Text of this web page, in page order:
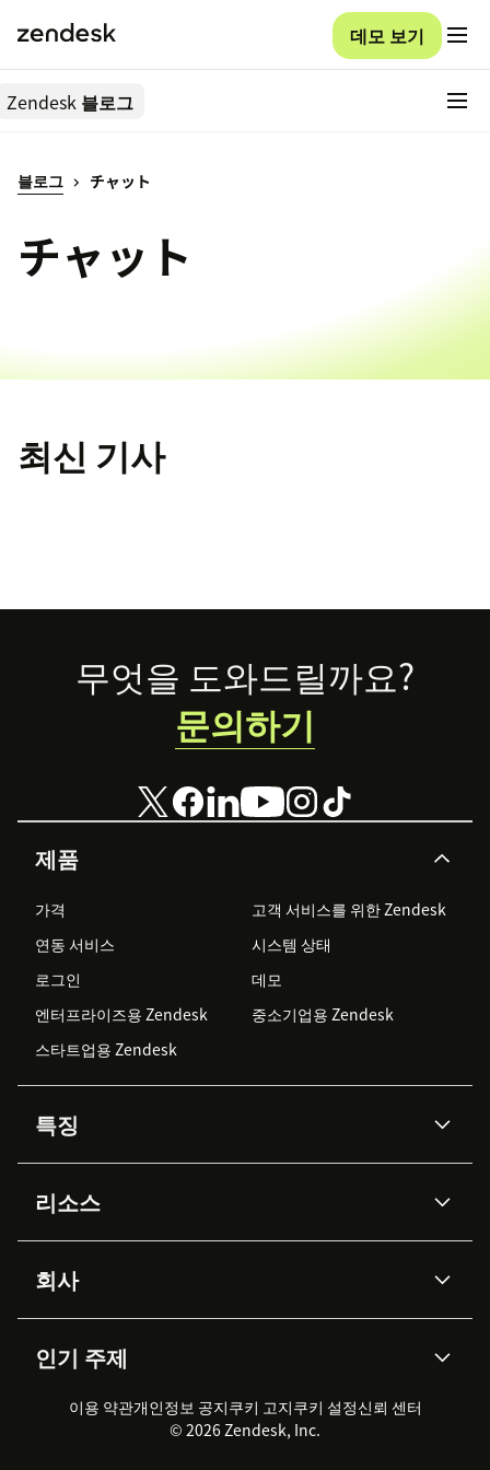
데모 보기
Zendesk 블로그
블로그 チャット
チャット
최신 기사
Footer
제품
가격
고객 서비스를 위한 Zendesk
연동 서비스
시스템 상태
로그인
데모
엔터프라이즈용 Zendesk
중소기업용 Zendesk
스타트업용 Zendesk
특징
Zendesk AI
Advanced Data Privacy &
Protection
지식창고
워크포스 관리
실시간 채팅
클라이언트 포털
리소스
API & 개발자
AI 리서치
이벤트 & 웨비나
고객 사례
회사
채용 정보
지속 가능성 보고서
Zendesk Foundation
법적 정보
인기 주제
2026 CX 트렌드
제품 업데이트
고객 서비스 소프트웨어
헬프 데스크 통합 티켓 관리 소
무엇을 도와드릴까요?
문의하기
이용 약관개인정보 공지쿠키 고지쿠키 설정신뢰 센터
© 2026 Zendesk, Inc.